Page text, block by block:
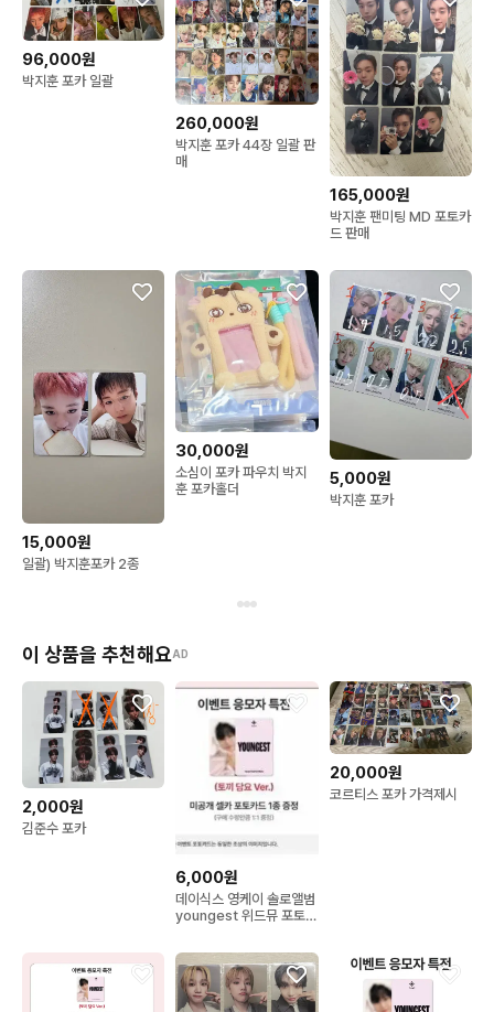
96,000원
박지훈 포카 일괄
260,000원
박지훈 포카 44장 일괄 판
매
165,000원
박지훈 팬미팅 MD 포토카
드 판매
15,000원
일괄) 박지훈포카 2종
30,000원
소심이 포카 파우치 박지
훈 포카홀더
5,000원
박지훈 포카
이 상품을 추천해요AD
2,000원
김준수 포카
6,000원
데이식스 영케이 솔로앨범
youngest 위드뮤 포토카
20,000원
코르티스 포카 가격제시